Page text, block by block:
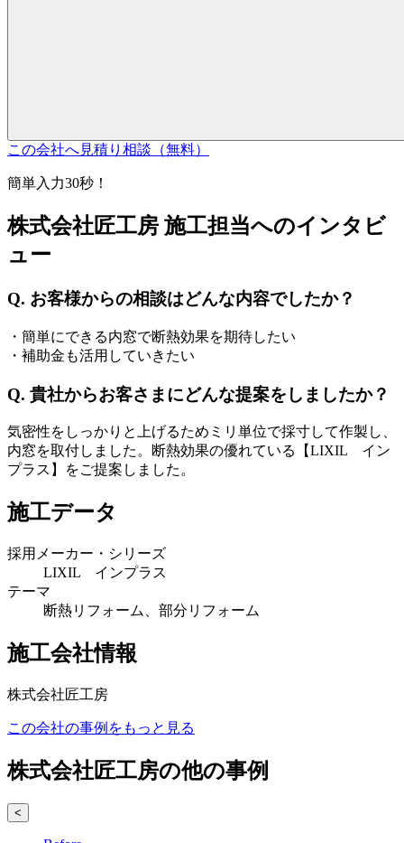
この会社へ見積り相談（無料）
簡単入力30秒！
株式会社匠工房 施工担当へのインタビ
ュー
Q. お客様からの相談はどんな内容でしたか？
・簡単にできる内窓で断熱効果を期待したい
・補助金も活用していきたい
Q. 貴社からお客さまにどんな提案をしましたか？
気密性をしっかりと上げるためミリ単位で採寸して作製し、
内窓を取付しました。断熱効果の優れている【LIXIL イン
プラス】をご提案しました。
施工データ
採用メーカー・シリーズ
LIXIL インプラス
テーマ
断熱リフォーム、部分リフォーム
施工会社情報
株式会社匠工房
この会社の事例をもっと見る
株式会社匠工房の他の事例
<